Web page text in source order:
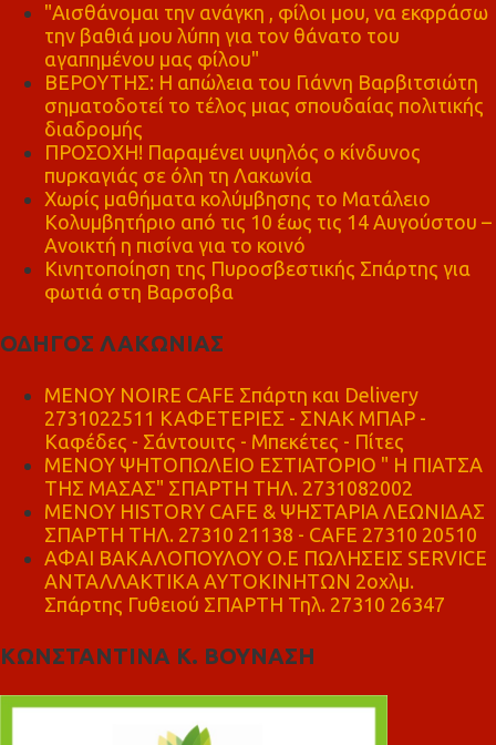
"Αισθάνομαι την ανάγκη , φίλοι μου, να εκφράσω
την βαθιά μου λύπη για τον θάνατο του
αγαπημένου μας φίλου"
ΒΕΡΟΥΤΗΣ: Η απώλεια του Γιάννη Βαρβιτσιώτη
σηματοδοτεί το τέλος μιας σπουδαίας πολιτικής
διαδρομής
ΠΡΟΣΟΧΗ! Παραμένει υψηλός ο κίνδυνος
πυρκαγιάς σε όλη τη Λακωνία
Χωρίς μαθήματα κολύμβησης το Ματάλειο
Κολυμβητήριο από τις 10 έως τις 14 Αυγούστου –
Ανοικτή η πισίνα για το κοινό
Κινητοποίηση της Πυροσβεστικής Σπάρτης για
φωτιά στη Βαρσοβα
ΟΔΗΓΟΣ ΛΑΚΩΝΙΑΣ
MENOY NOIRE CAFE Σπάρτη και Delivery
2731022511 ΚΑΦΕΤΕΡΙΕΣ - ΣΝΑΚ ΜΠΑΡ -
Καφέδες - Σάντουιτς - Μπεκέτες - Πίτες
ΜΕΝΟΥ ΨΗΤΟΠΩΛΕΙΟ ΕΣΤΙΑΤΟΡΙΟ " Η ΠΙΑΤΣΑ
ΤΗΣ ΜΑΣΑΣ" ΣΠΑΡΤΗ ΤΗΛ. 2731082002
ΜΕΝΟΥ HISTORY CAFE & ΨΗΣΤΑΡΙΑ ΛΕΩΝΙΔΑΣ
ΣΠΑΡΤΗ ΤΗΛ. 27310 21138 - CAFE 27310 20510
ΑΦΑΙ ΒΑΚΑΛΟΠΟΥΛΟΥ Ο.Ε ΠΩΛΗΣΕΙΣ SERVICE
ΑΝΤΑΛΛΑΚΤΙΚΑ ΑΥΤΟΚΙΝΗΤΩΝ 2οχλμ.
Σπάρτης Γυθειού ΣΠΑΡΤΗ Τηλ. 27310 26347
ΚΩΝΣΤΑΝΤΙΝΑ Κ. ΒΟΥΝΑΣΗ